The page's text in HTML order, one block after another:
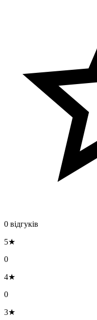
0 відгуків
5★
0
4★
0
3★